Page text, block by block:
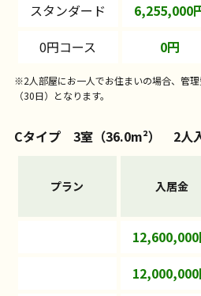
スタンダード
6,255,000
0円コース
0円
※2人部屋にお一人でお住まいの場合、管
（30日）となります。
Cタイプ 3室（36.0m²） 2人
プラン 入居金
12,600,000
12,000,000